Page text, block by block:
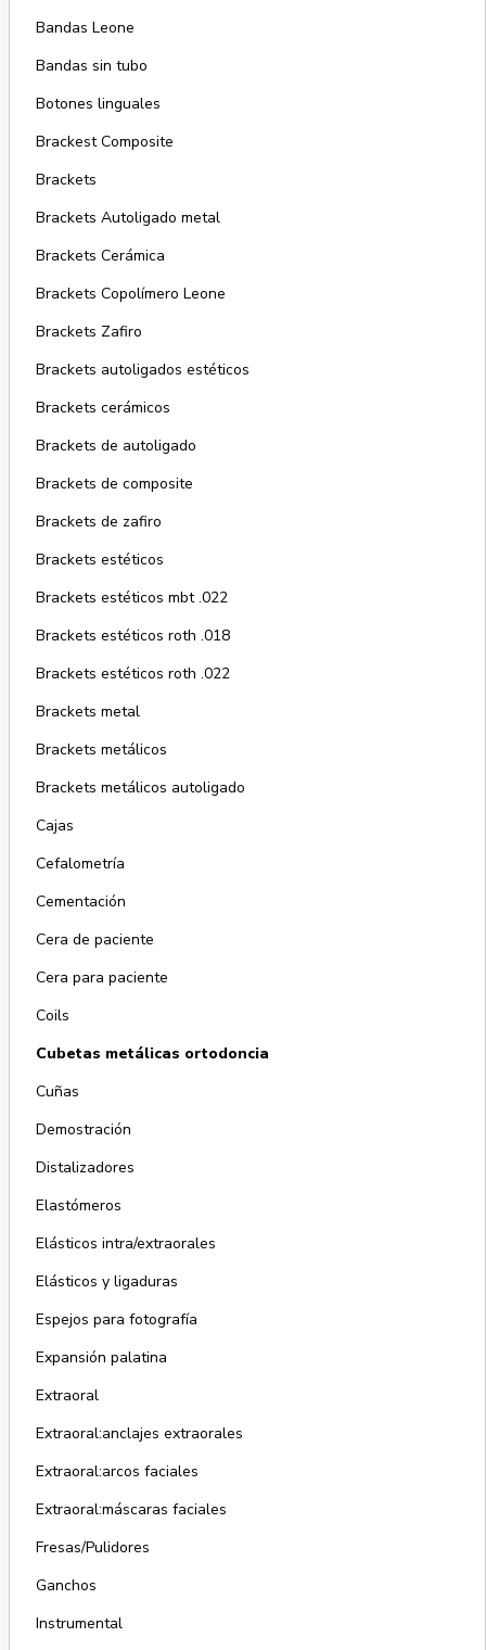
Bandas Leone
Bandas sin tubo
Botones linguales
Brackest Composite
Brackets
Brackets Autoligado metal
Brackets Cerámica
Brackets Copolímero Leone
Brackets Zafiro
Brackets autoligados estéticos
Brackets cerámicos
Brackets de autoligado
Brackets de composite
Brackets de zafiro
Brackets estéticos
Brackets estéticos mbt .022
Brackets estéticos roth .018
Brackets estéticos roth .022
Brackets metal
Brackets metálicos
Brackets metálicos autoligado
Cajas
Cefalometría
Cementación
Cera de paciente
Cera para paciente
Coils
Cubetas metálicas ortodoncia
Cuñas
Demostración
Distalizadores
Elastómeros
Elásticos intra/extraorales
Elásticos y ligaduras
Espejos para fotografía
Expansión palatina
Extraoral
Extraoral:anclajes extraorales
Extraoral:arcos faciales
Extraoral:máscaras faciales
Fresas/Pulidores
Ganchos
Instrumental